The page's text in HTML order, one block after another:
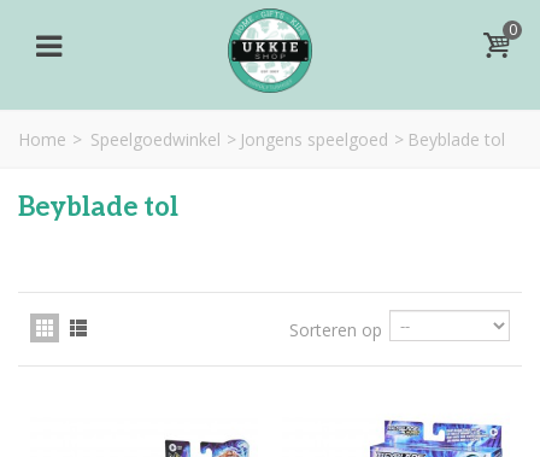
0
Home > Speelgoedwinkel > Jongens speelgoed > Beyblade tol
Beyblade tol
Sorteren op